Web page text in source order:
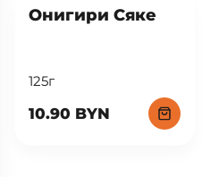
Онигири Сяке
125г
10.90 BYN